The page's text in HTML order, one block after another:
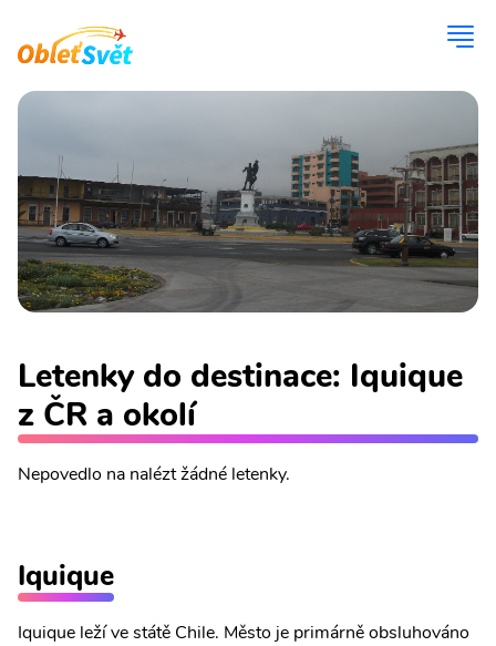
Letenky do destinace: Iquique
z ČR a okolí
Nepovedlo na nalézt žádné letenky.
Iquique
Iquique leží ve státě Chile. Město je primárně obsluhováno